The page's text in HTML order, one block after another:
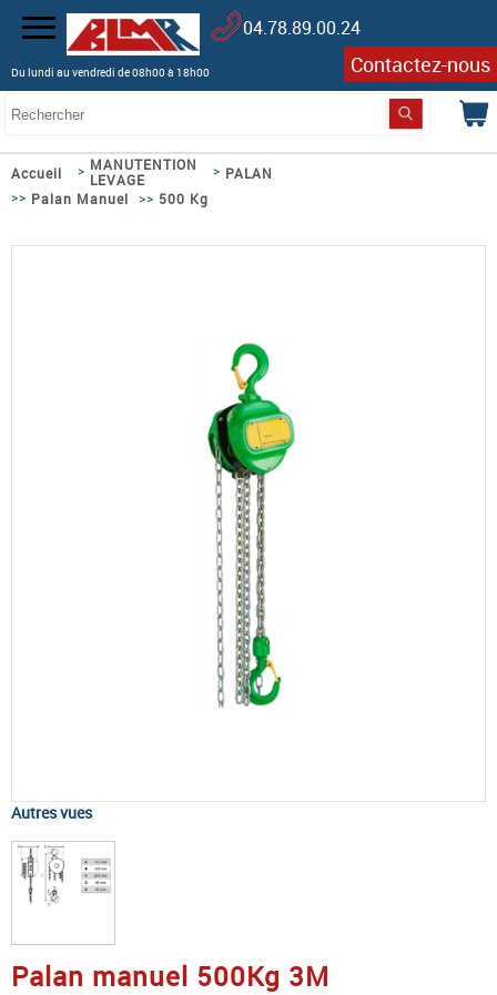
04.78.89.00.24
Du lundi au vendredi de 08h00 à 18h00 Contactez-nous
Accueil > MANUTENTION
LEVAGE
> PALAN
>> Palan Manuel >> 500 Kg
Autres vues
Palan manuel 500Kg 3M